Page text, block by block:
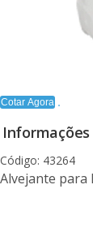
Cotar Agora
Código: 43264
Alvejante para